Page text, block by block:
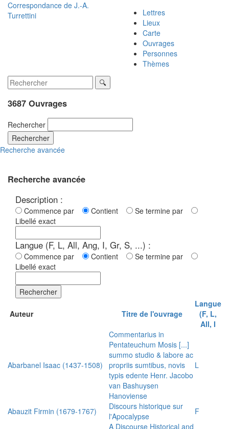
Correspondance de J.-A.
Turrettini
Lettres
Lieux
Carte
Ouvrages
Personnes
Thèmes
3687 Ouvrages
Rechercher
Rechercher
Recherche avancée
Recherche avancée
Description :
Commence par Contient
Se termine par
Libellé exact
Langue (F, L, All, Ang, I, Gr, S, ...) :
Commence par Contient
Se termine par
Libellé exact
Rechercher
Auteur Titre de l'ouvrage
Langue
(F, L,
All, I
Abarbanel Isaac (1437-1508)
Commentarius in
Pentateuchum Mosis [...]
summo studio & labore ac
propriis sumtibus, novis
typis edente Henr. Jacobo
van Bashuysen
Hanoviense
L
Abauzit Firmin (1679-1767)
Discours historique sur
l'Apocalypse
F
A Discourse Historical and